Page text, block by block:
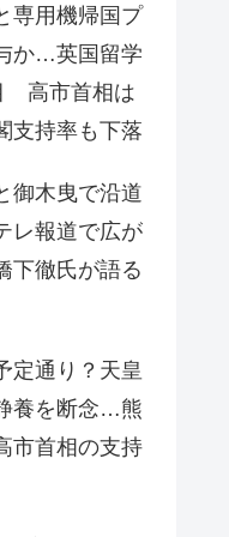
専用機帰国プ
か…英国留学
高市首相は
支持率も下落
御木曳で沿道
レ報道で広が
下徹氏が語る
定通り？天皇
養を断念…熊
市首相の支持